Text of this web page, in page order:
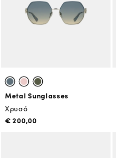
Metal Sunglasses
Χρυσό
€ 200,00